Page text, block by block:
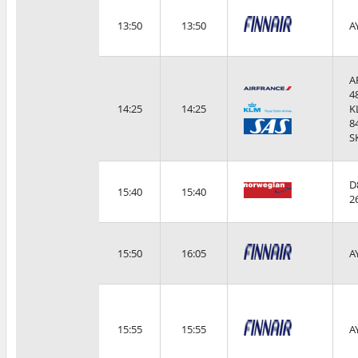
13:50 13:50
14:25 14:25
15:40 15:40
15:50 16:05
15:55 15:55